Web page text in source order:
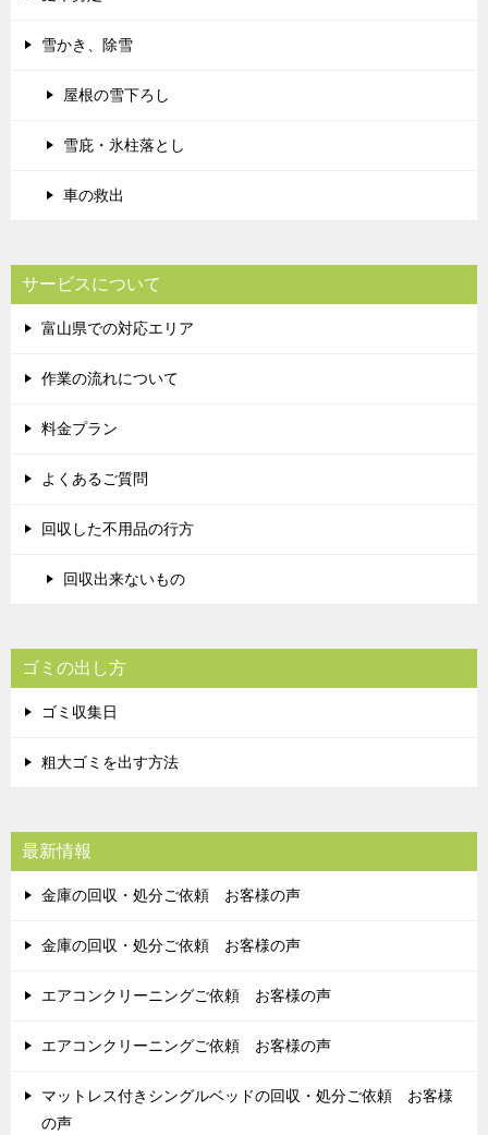
雪かき、除雪
屋根の雪下ろし
雪庇・氷柱落とし
車の救出
サービスについて
富山県での対応エリア
作業の流れについて
料金プラン
よくあるご質問
回収した不用品の行方
回収出来ないもの
ゴミの出し方
ゴミ収集日
粗大ゴミを出す方法
最新情報
金庫の回収・処分ご依頼 お客様の声
金庫の回収・処分ご依頼 お客様の声
エアコンクリーニングご依頼 お客様の声
エアコンクリーニングご依頼 お客様の声
マットレス付きシングルベッドの回収・処分ご依頼 お客様
の声